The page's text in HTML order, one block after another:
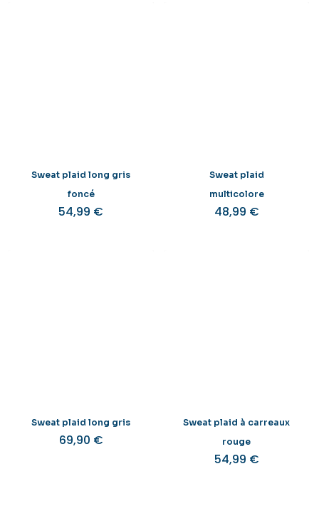
Sweat plaid long gris
foncé
54,99 €
Sweat plaid
multicolore
48,99 €
Sweat plaid long gris
69,90 €
Sweat plaid à carreaux
rouge
54,99 €